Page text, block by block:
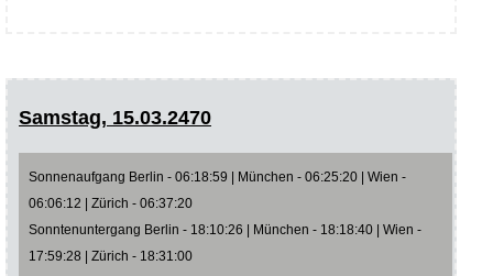
Samstag, 15.03.2470
Sonnenaufgang Berlin - 06:18:59 | München - 06:25:20 | Wien -
06:06:12 | Zürich - 06:37:20
Sonntenuntergang Berlin - 18:10:26 | München - 18:18:40 | Wien -
17:59:28 | Zürich - 18:31:00